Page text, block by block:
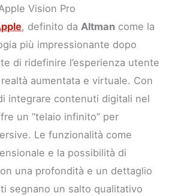
Vision Pro
, definito da Altman come la
più impressionante dopo
di ridefinire l’esperienza utente
aumentata e virtuale. Con
integrare contenuti digitali nel
un “telaio infinito” per
Le funzionalità come
e la possibilità di
una profondità e un dettaglio
segnano un salto qualitativo